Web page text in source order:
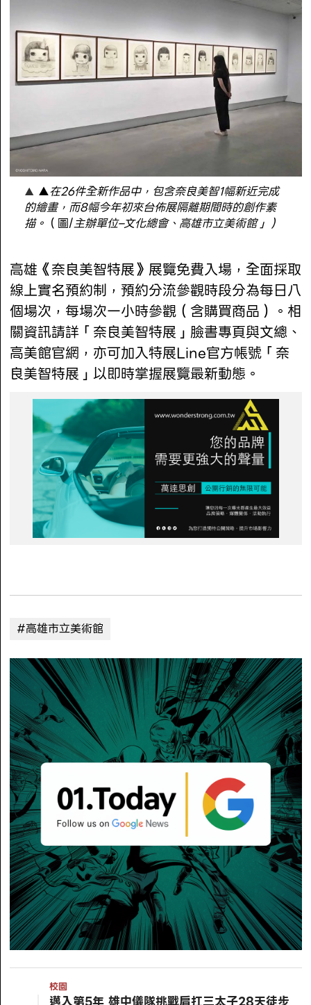
▲在26件全新作品中，包含奈良美智1幅新近完成
的繪畫，而8幅今年初來台佈展隔離期間時的創作素
描。 （圖/主辦單位–文化總會、高雄市立美術館」）
高雄《奈良美智特展》展覽免費入場，全面採取
線上實名預約制，預約分流參觀時段分為每日八
個場次，每場次一小時參觀（含購買商品）。相
關資訊請詳「奈良美智特展」臉書專頁與文總、
高美館官網，亦可加入特展Line官方帳號「奈
良美智特展」以即時掌握展覽最新動態。
#高雄市立美術館
校園